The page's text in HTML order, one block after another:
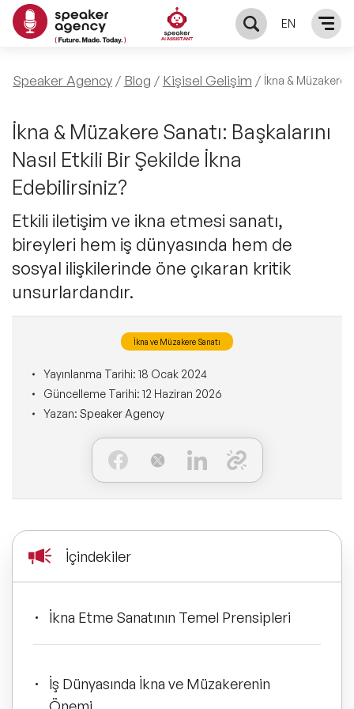
EN
KONUŞMACILAR
Yerel Konuşmacılar
Global Konuşmacılar
Tüm Konuşmacılar
KONULAR
Öne Çıkan Konular
Exclusive Konuşmacılarımız
Ünlü Konuşmacılar
İlham Veren Kadın Konuşmacılar
Kişisel Dönüşüm Konuşmacıları
Sürdürülebilirlik Konuşmacıları
Yeni Konuşmacılarımız
Pazarlama Konuşmacıları
Mindfulness Konuşmacıları
Cinsiyet Eşitliği, Çeşitlilik
ÇÖZÜMLER
Keynote & Konuşma
Master Class Workshop
Deneyim Odaklı Çözümler
Konuşmacı Özel Çözümleri
Tüm Çözümler
INFLUENCER
HAKKIMIZDA
Biz Kimiz?
Ne Yaparız?
Kim İçin Yaparız?
Referanslarımız
Sıkça Sorulan Sorular
BLOG
İLETİŞİM
Speaker Agency Blog Kişisel Gelişim İkna & Müzakere
İkna & Müzakere Sanatı: Başkalarını
Nasıl Etkili Bir Şekilde İkna
Edebilirsiniz?
Etkili iletişim ve ikna etmesi sanatı,
bireyleri hem iş dünyasında hem de
sosyal ilişkilerinde öne çıkaran kritik
unsurlardandır.
İkna ve Müzakere Sanatı
Yayınlanma Tarihi: 18 Ocak 2024
Güncelleme Tarihi: 12 Haziran 2026
Yazan: Speaker Agency
İçindekiler
İkna Etme Sanatının Temel Prensipleri
İş Dünyasında İkna ve Müzakerenin